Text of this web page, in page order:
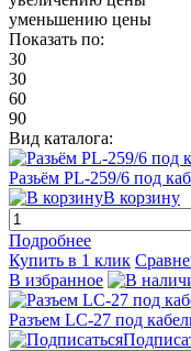
уменьшению цены
Показать по:
30
30
60
90
Вид каталога:
Разьём PL-259/6 под
В корзину
Подробнее
Купить в 1 клик
В избранное
Разъем LC-27 под